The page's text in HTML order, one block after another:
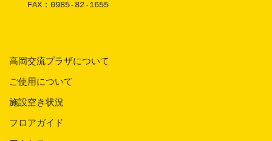
FAX：0985-82-1655
高岡交流プラザについて
ご使用について
施設空き状況
フロアガイド